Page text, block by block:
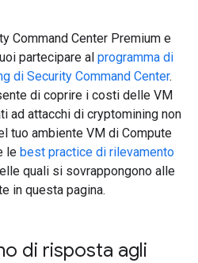
Command Center Premium e
partecipare al programma di
di Security Command Center.
di coprire i costi delle VM
ad attacchi di cryptomining non
tuo ambiente VM di Compute
le best practice di rilevamento
quali si sovrappongono alle
in questa pagina.
di risposta agli